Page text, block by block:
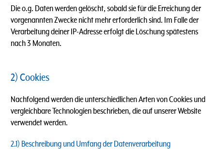
Die o.g. Daten werden gelöscht, sobald sie für die Erreichung der
vorgenannten Zwecke nicht mehr erforderlich sind. Im Falle der
Verarbeitung deiner IP-Adresse erfolgt die Löschung spätestens
nach 3 Monaten.
2) Cookies
Nachfolgend werden die unterschiedlichen Arten von Cookies und
vergleichbare Technologien beschrieben, die auf unserer Website
verwendet werden.
2.1) Beschreibung und Umfang der Datenverarbeitung